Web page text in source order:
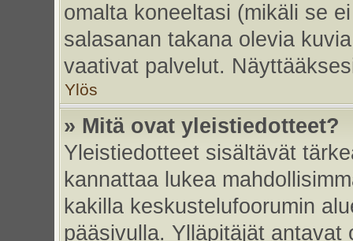
omalta koneeltasi (mikäli se
salasanan takana olevia
vaativat palvelut.
Ylös
» Mitä ovat yleistiedotteet?
Yleistiedotteet sisältävät
kannattaa lukea
kakilla keskustelufoorumin
pääsivulla. Ylläpitäjät antavat